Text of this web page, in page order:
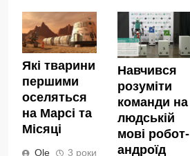
Які тварини
першими
оселяться
на Марсі та
Місяці
Ole
3 роки
Навчився
розуміти
команди на
людській
мові робот-
андроїд